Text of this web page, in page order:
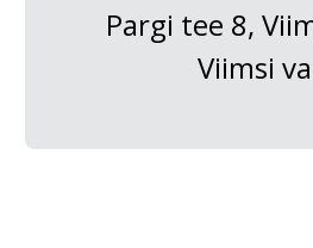
Pargi tee 8,
Viimsi